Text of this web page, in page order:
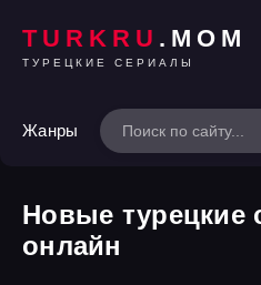
TURKRU .MOM
ТУРЕЦКИЕ СЕРИАЛЫ
Жанры
Новые турецкие
онлайн